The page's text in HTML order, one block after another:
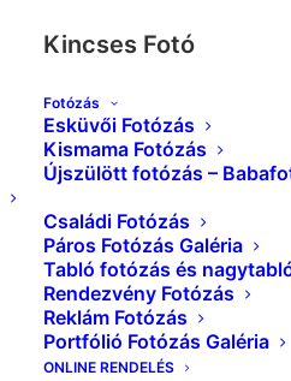
Kincses Fotó
Fotózás
Esküvői Fotózás
Kismama Fotózás
Újszülött fotózás –
Családi Fotózás
Páros Fotózás Galéria
Tabló fotózás és
Rendezvény Fotózás
Reklám Fotózás
Portfólió Fotózás Galéria
ONLINE RENDELÉS
Kezdőlap Portfólió